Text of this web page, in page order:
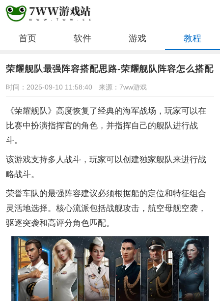
首页 软件 游戏 教程
荣耀舰队最强阵容搭配思路-荣耀舰队阵容怎么搭配
时间：2025-09-10 11:58:40 来源：7ww游戏
《荣耀舰队》高度恢复了经典的海军战场，玩家可以在
比赛中扮演指挥官的角色，并指挥自己的舰队进行战
斗。
该游戏支持多人战斗，玩家可以创建独家舰队来进行战
略战斗。
荣誉车队的最强阵容建议必须根据船的定位和特征组合
灵活地选择。核心流派包括战舰攻击，航空母舰空袭，
驱逐突袭和高评分角色匹配。